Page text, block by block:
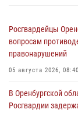
Росгвардейцы
вопросам
правонарушений
05 августа 2026, 08:40
В Оренбургской
Росгвардии